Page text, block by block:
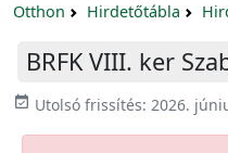
Otthon Hirdetőtábla
BRFK VIII. ker
event_available Utolsó frissítés: 2026.